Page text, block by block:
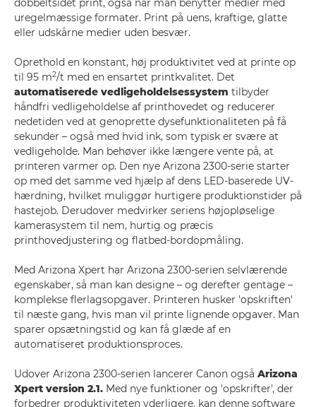
dobbeltsidet print, også når man benytter medier med
uregelmæssige formater. Print på uens, kraftige, glatte
eller udskårne medier uden besvær.
Oprethold en konstant, høj produktivitet ved at printe op
til 95 m2/t med en ensartet printkvalitet. Det
automatiserede vedligeholdelsessystem tilbyder
håndfri vedligeholdelse af printhovedet og reducerer
nedetiden ved at genoprette dysefunktionaliteten på få
sekunder – også med hvid ink, som typisk er svære at
vedligeholde. Man behøver ikke længere vente på, at
printeren varmer op. Den nye Arizona 2300-serie starter
op med det samme ved hjælp af dens LED-baserede UV-
hærdning, hvilket muliggør hurtigere produktionstider på
hastejob. Derudover medvirker seriens højopløselige
kamerasystem til nem, hurtig og præcis
printhovedjustering og flatbed-bordopmåling.
Med Arizona Xpert har Arizona 2300-serien selvlærende
egenskaber, så man kan designe – og derefter gentage –
komplekse flerlagsopgaver. Printeren husker 'opskriften'
til næste gang, hvis man vil printe lignende opgaver. Man
sparer opsætningstid og kan få glæde af en
automatiseret produktionsproces.
Udover Arizona 2300-serien lancerer Canon også Arizona
Xpert version 2.1. Med nye funktioner og 'opskrifter', der
forbedrer produktiviteten yderligere, kan denne software